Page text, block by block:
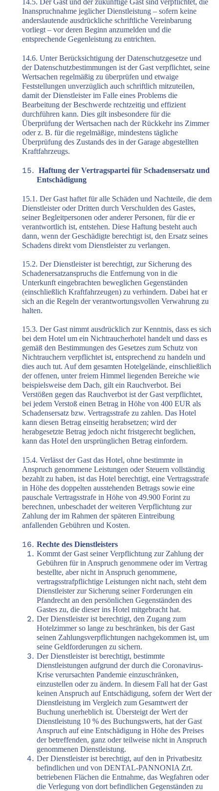
14.5. Der Gast und der zukünftige Gast sind verpflichtet, die
Inanspruchnahme jeglicher Dienstleistung – sofern keine
anderslautende ausdrückliche schriftliche Vereinbarung
vorliegt – vor deren Beginn anzumelden und die
entsprechende Gegenleistung zu entrichten.
14.6. Unter Berücksichtigung der Datenschutzgesetze und
der Datenschutzbestimmungen ist der Gast verpflichtet, seine
Wertsachen regelmäßig zu überprüfen und etwaige
Feststellungen unverzüglich auch schriftlich mitzuteilen,
damit der Dienstleister im Falle eines Problems die
Bearbeitung der Beschwerde rechtzeitig und effizient
durchführen kann. Dies gilt insbesondere für die
Überprüfung der Wertsachen nach der Rückkehr ins Zimmer
oder z. B. für die regelmäßige, mindestens tägliche
Überprüfung des Zustands des in der Garage abgestellten
Kraftfahrzeugs.
Haftung der Vertragspartei für Schadensersatz und
Entschädigung
15.1. Der Gast haftet für alle Schäden und Nachteile, die dem
Dienstleister oder Dritten durch Verschulden des Gastes,
seiner Begleitpersonen oder anderer Personen, für die er
verantwortlich ist, entstehen. Diese Haftung besteht auch
dann, wenn der Geschädigte berechtigt ist, den Ersatz seines
Schadens direkt vom Dienstleister zu verlangen.
15.2. Der Dienstleister ist berechtigt, zur Sicherung des
Schadenersatzanspruchs die Entfernung von in die
Unterkunft eingebrachten beweglichen Gegenständen
(einschließlich Kraftfahrzeugen) zu verhindern. Dabei hat er
sich an die Regeln der verantwortungsvollen Verwahrung zu
halten.
15.3. Der Gast nimmt ausdrücklich zur Kenntnis, dass es sich
bei dem Hotel um ein Nichtraucherhotel handelt und dass es
gemäß den Bestimmungen des Gesetzes zum Schutz von
Nichtrauchern verpflichtet ist, entsprechend zu handeln und
dies auch tut. Auf dem gesamten Hotelgelände, einschließlich
der offenen, unter freiem Himmel liegenden Bereiche wie
beispielsweise dem Dach, gilt ein Rauchverbot. Bei
Verstößen gegen das Rauchverbot ist der Gast verpflichtet,
bei jedem Verstoß einen Betrag in Höhe von 400 EUR als
Schadensersatz bzw. Vertragsstrafe zu zahlen. Das Hotel
kann diesen Betrag einseitig herabsetzen; wird der
herabgesetzte Betrag jedoch nicht fristgerecht beglichen,
kann das Hotel den ursprünglichen Betrag einfordern.
15.4. Verlässt der Gast das Hotel, ohne bestimmte in
Anspruch genommene Leistungen oder Steuern vollständig
bezahlt zu haben, ist das Hotel berechtigt, eine Vertragsstrafe
in Höhe des doppelten ausstehenden Betrags sowie eine
pauschale Vertragsstrafe in Höhe von 49.900 Forint zu
berechnen, unbeschadet der weiteren Verpflichtung zur
Zahlung der im Rahmen der späteren Eintreibung
anfallenden Gebühren und Kosten.
Rechte des Dienstleisters
Kommt der Gast seiner Verpflichtung zur Zahlung der
Gebühren für in Anspruch genommene oder im Vertrag
bestellte, aber nicht in Anspruch genommene,
vertragsstrafpflichtige Leistungen nicht nach, steht dem
Dienstleister zur Sicherung seiner Forderungen ein
Pfandrecht an den persönlichen Gegenständen des
Gastes zu, die dieser ins Hotel mitgebracht hat.
Der Dienstleister ist berechtigt, den Zugang zum
Hotelzimmer so lange zu beschränken, bis der Gast
seinen Zahlungsverpflichtungen nachgekommen ist, um
seine Geldforderungen zu sichern.
Der Dienstleister ist berechtigt, bestimmte
Dienstleistungen aufgrund der durch die Coronavirus-
Krise verursachten Pandemie einzuschränken,
einzustellen oder zu ändern. In diesem Fall hat der Gast
keinen Anspruch auf Entschädigung, sofern der Wert der
Dienstleistung im Vergleich zum Gesamtwert der
Buchung unerheblich ist. Übersteigt der Wert der
Dienstleistung 10 % des Buchungswerts, hat der Gast
Anspruch auf eine Entschädigung in Höhe des Preises
der betreffenden, ganz oder teilweise nicht in Anspruch
genommenen Dienstleistung.
Der Dienstleister ist berechtigt, auf den in Privatbesitz
befindlichen und von DENTAL-PANNONIA Zrt.
betriebenen Flächen die Entnahme, das Wegfahren oder
die Verlegung von dort befindlichen Gegenständen zu